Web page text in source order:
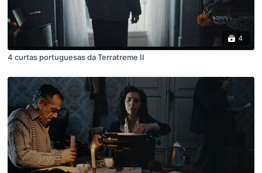
4
4 curtas portuguesas da Terratreme II